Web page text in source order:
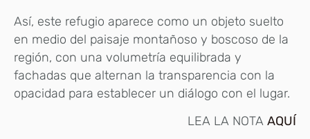
Así, este refugio aparece como un objeto suelto
en medio del paisaje montañoso y boscoso de la
región, con una volumetría equilibrada y
fachadas que alternan la transparencia con la
opacidad para establecer un diálogo con el lugar.
LEA LA NOTA AQUÍ